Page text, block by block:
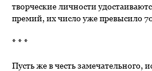
творческие личности
премий, их число уже превысило
* * *
Пусть же в честь замечательного,